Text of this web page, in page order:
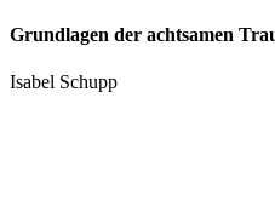
Grundlagen der achtsamen
Isabel Schupp